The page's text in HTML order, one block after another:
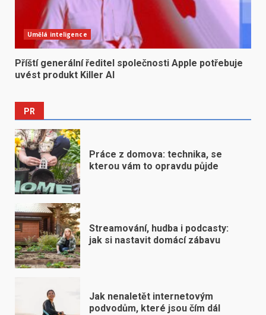
Umělá inteligence
Příští generální ředitel společnosti Apple potřebuje
uvést produkt Killer AI
PR
Práce z domova: technika, se
kterou vám to opravdu půjde
Streamování, hudba i podcasty:
jak si nastavit domácí zábavu
Jak nenaletět internetovým
podvodům, které jsou čím dál